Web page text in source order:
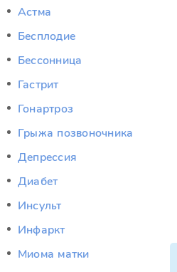
Астма
Бесплодие
Бессонница
Гастрит
Гонартроз
Грыжа позвоночника
Депрессия
Диабет
Инсульт
Инфаркт
Миома матки